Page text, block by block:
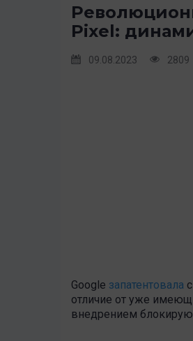
Pixel:
09.08.2023 2809
Google запатентовала
отличие от уже
внедрением